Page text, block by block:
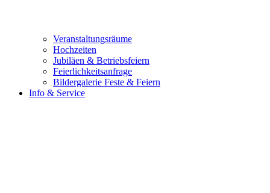
Veranstaltungsräume
Hochzeiten
Jubiläen & Betriebsfeiern
Feierlichkeitsanfrage
Bildergalerie Feste & Feiern
Info & Service